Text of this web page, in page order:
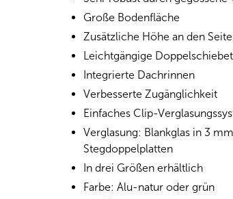
Große Bodenfläche
Zusätzliche Höhe an den
Leichtgängige
Integrierte Dachrinnen
Verbesserte Zugänglichkeit
Einfaches Clip-
Verglasung: Blankglas in 3
Stegdoppelplatten
In drei Größen erhältlich
Farbe: Alu-natur oder grün